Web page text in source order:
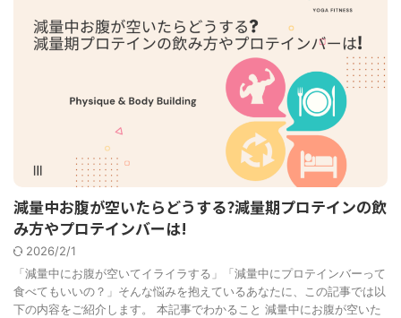
減量中お腹が空いたらどうする?減量期プロテインの飲
み方やプロテインバーは!
2026/2/1
「減量中にお腹が空いてイライラする」「減量中にプロテインバーって
食べてもいいの？」そんな悩みを抱えているあなたに、この記事では以
下の内容をご紹介します。 本記事でわかること 減量中にお腹が空いた